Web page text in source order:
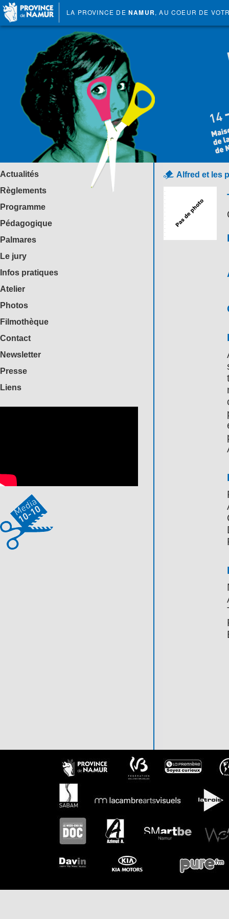
LA PROVINCE DE NAMUR, AU COEUR DE
Actualités
Règlements
Programme
Pédagogique
Palmares
Le jury
Infos pratiques
Atelier
Photos
Filmothèque
Contact
Newsletter
Presse
Liens
Alfred et les